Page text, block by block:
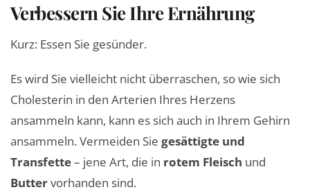
Verbessern Sie Ihre Ernährung
Kurz: Essen Sie gesünder.
Es wird Sie vielleicht nicht überraschen, so wie sich
Cholesterin in den Arterien Ihres Herzens
ansammeln kann, kann es sich auch in Ihrem Gehirn
ansammeln. Vermeiden Sie gesättigte und
Transfette– jene Art, die in rotem Fleisch und
Buttervorhanden sind.